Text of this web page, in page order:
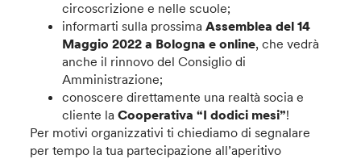
circoscrizione e nelle scuole;
informarti sulla prossimaAssemblea del 14
Maggio 2022 a Bologna e online, che vedrà
anche il rinnovo del Consiglio di
Amministrazione;
conoscere direttamente una realtà socia e
cliente laCooperativa “I dodici mesi”!
Per motivi organizzativi ti chiediamo di segnalare
per tempo la tua partecipazione all’aperitivo